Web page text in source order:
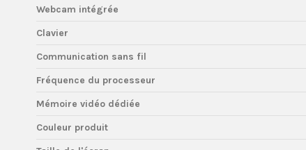
Webcam intégrée
Clavier
Communication sans fil
Fréquence du processeur
Mémoire vidéo dédiée
Couleur produit